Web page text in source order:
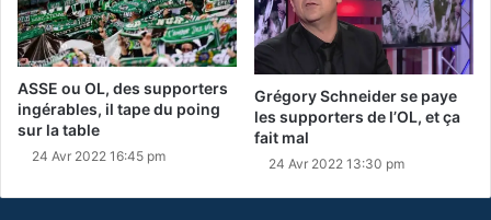
ASSE ou OL, des supporters
ingérables, il tape du poing
sur la table
24 Avr 2022 16:45 pm
Grégory Schneider se paye
les supporters de l’OL, et ça
fait mal
24 Avr 2022 13:30 pm